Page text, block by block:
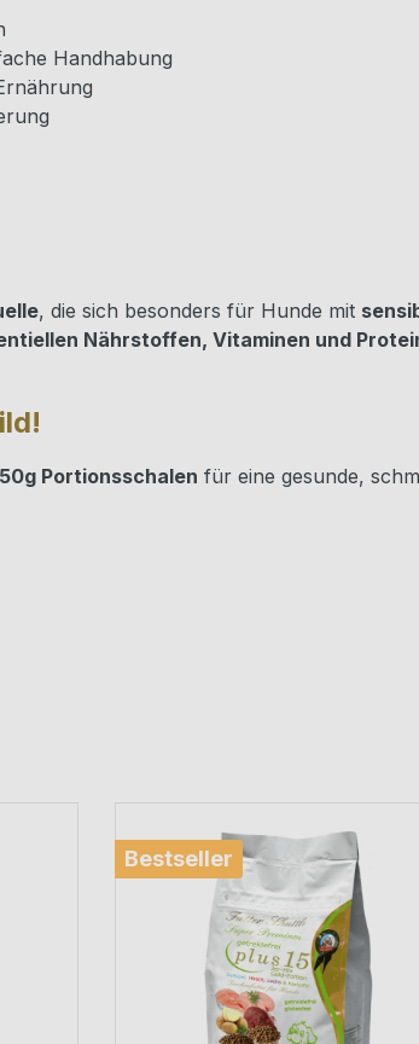
Handhabung
, die sich besonders für Hunde mit
Nährstoffen, Vitaminen und
Portionsschalen für eine gesunde,
Bestseller